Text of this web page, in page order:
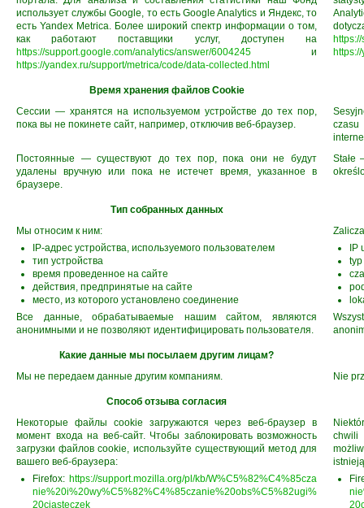
использует службы Google, то есть Google Analytics и Яндекс, то
есть Yandex Metrica. Более широкий спектр информации о том,
как работают поставщики услуг, доступен на
https://support.google.com/analytics/answer/6004245 и
https://yandex.ru/support/metrica/code/data-collected.html
Время хранения файлов Cookie
Сессии — хранятся на используемом устройстве до тех пор,
пока вы не покинете сайт, например, отключив веб-браузер.
czasu
Постоянные — существуют до тех пор, пока они не будут
удалены вручную или пока не истечет время, указанное в
браузере.
Stałe
Тип собранных данных
Мы относим к ним:
IP-адрес устройства, используемого пользователем
тип устройства
время проведенное на сайте
действия, предпринятые на сайте
место, из которого установлено соединение
Все данные, обрабатываемые нашим сайтом, являются
анонимными и не позволяют идентифицировать пользователя.
Какие данные мы посылаем другим лицам?
Мы не передаем данные другим компаниям.
Nie
Способ отзыва согласия
Некоторые файлы cookie загружаются через веб-браузер в
момент входа на веб-сайт. Чтобы заблокировать возможность
загрузки файлов cookie, используйте существующий метод для
вашего веб-браузера:
Firefox: https://support.mozilla.org/pl/kb/W%C5%82%C4%85cza
nie%20i%20wy%C5%82%C4%85czanie%20obs%C5%82ugi%
20ciasteczek
chwili